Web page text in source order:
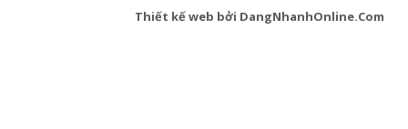
Thiết kế web bởi DangNhanhOnline.Com